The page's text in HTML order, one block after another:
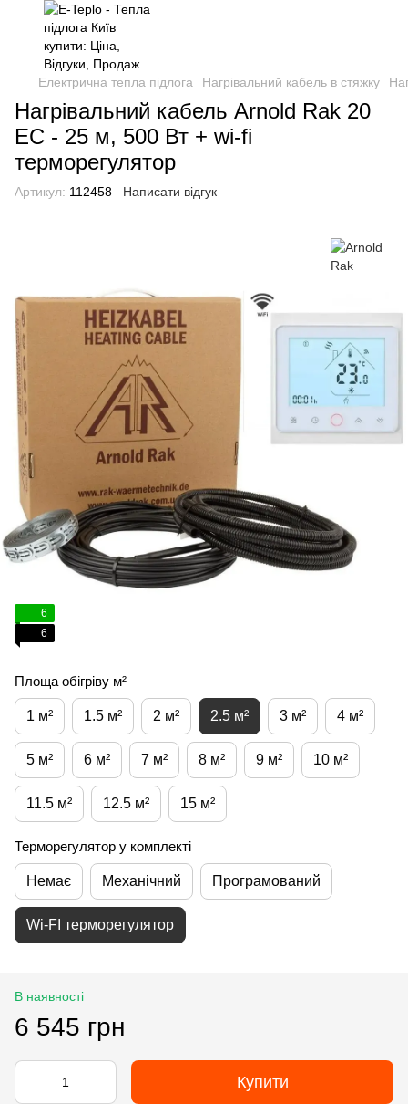
Електрична тепла підлога Нагрівальний кабель в стяжку
Нагрівальний кабель Arnold Rak 20
EC - 25 м, 500 Вт + wi-fi
терморегулятор
Артикул: 112458 Написати відгук
6
6
Площа обігріву м²
1 м² 1.5 м² 2 м² 2.5 м² 3 м² 4 м²
5 м² 6 м² 7 м² 8 м² 9 м² 10 м²
11.5 м² 12.5 м² 15 м²
Терморегулятор у комплекті
Немає Механічний Програмований
Wi-FI терморегулятор
В наявності
6 545 грн
Купити